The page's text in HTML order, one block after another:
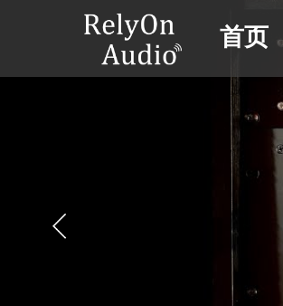
首页